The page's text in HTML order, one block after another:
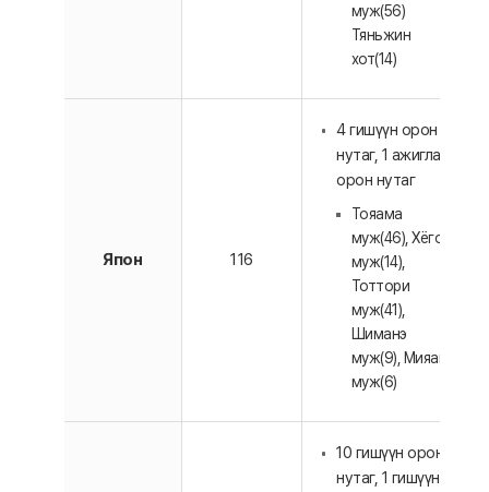
муж(56)
Тяньжин
хот(14)
Япон 116
4 гишүүн орон
нутаг, 1 ажиглагч
орон нутаг
Тояама
муж(46), Хёго
муж(14),
Тоттори
муж(41),
Шиманэ
муж(9), Мияаги
муж(6)
10 гишүүн орон
нутаг, 1 гишүүн